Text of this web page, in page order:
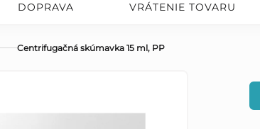
DOPRAVA VRÁTENIE TOVARU
Centrifugačná skúmavka 15 ml, PP